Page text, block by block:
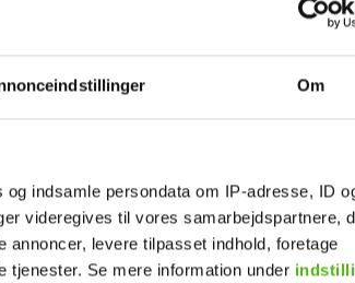
Om
indsamle persondata om IP-adresse, ID
videregives til vores samarbejdspartnere,
levere tilpasset indhold, foretage
tjenester. Se mere information under